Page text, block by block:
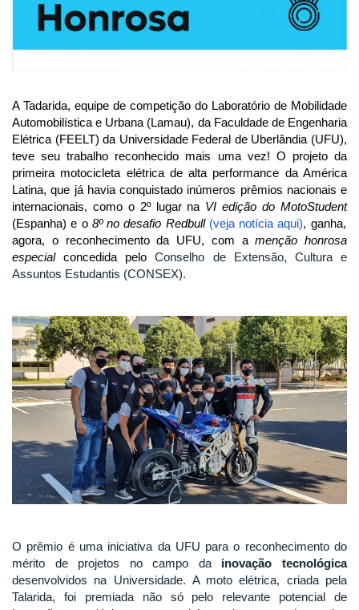
A Tadarida, equipe de competição do Laboratório de Mobilidade
Automobilística e Urbana (Lamau), da Faculdade de Engenharia
Elétrica (FEELT) da Universidade Federal de Uberlândia (UFU),
teve seu trabalho reconhecido mais uma vez! O projeto da
primeira motocicleta elétrica de alta performance da América
Latina, que já havia conquistado inúmeros prêmios nacionais e
internacionais, como o 2º lugar na VI edição do MotoStudent
(Espanha) e o 8º no desafio Redbull (veja notícia aqui), ganha,
agora, o reconhecimento da UFU, com amenção honrosa
especialconcedida peloConselho de Extensão, Cultura e
Assuntos Estudantis (CONSEX).
O prêmio é uma iniciativa da UFU para o reconhecimento do
mérito de projetos no campo da inovação tecnológica
desenvolvidos na Universidade. A moto elétrica, criada pela
Talarida, foi premiada não só pelo relevante potencial de